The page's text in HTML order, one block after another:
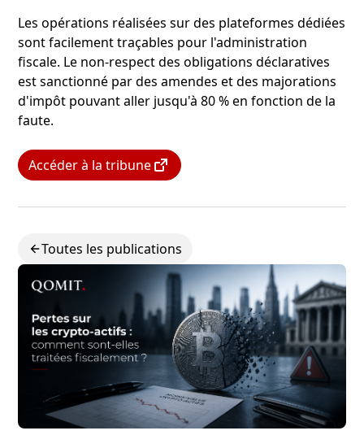
Les opérations réalisées sur des plateformes dédiées
sont facilement traçables pour l'administration
fiscale. Le non-respect des obligations déclaratives
est sanctionné par des amendes et des majorations
d'impôt pouvant aller jusqu'à 80 % en fonction de la
faute.
Accéder à la tribune
Toutes les publications